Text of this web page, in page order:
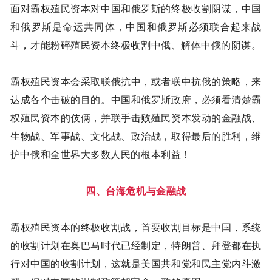
面对霸权殖民资本对中国和俄罗斯的终极收割阴谋，中国
和俄罗斯是命运共同体，中国和俄罗斯必须联合起来战
斗，才能粉碎殖民资本终极收割中俄、解体中俄的阴谋。
霸权殖民资本会采取联俄抗中，或者联中抗俄的策略，来
达成各个击破的目的。中国和俄罗斯政府，必须看清楚霸
权殖民资本的伎俩，并联手击败殖民资本发动的金融战、
生物战、军事战、文化战、政治战，取得最后的胜利，维
护中俄和全世界大多数人民的根本利益！
四、台海危机与金融战
霸权殖民资本的终极收割战，首要收割目标是中国，系统
的收割计划在奥巴马时代已经制定，特朗普、拜登都在执
行对中国的收割计划，这就是美国共和党和民主党内斗激